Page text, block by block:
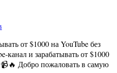
канал и зарабатывать от $1000
Добро пожаловать в самую